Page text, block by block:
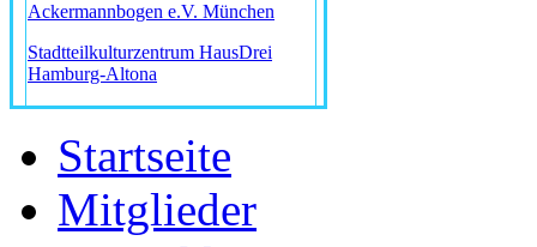
Ackermannbogen e.V. München
Stadtteilkulturzentrum HausDrei
Hamburg-Altona
Startseite
Mitglieder